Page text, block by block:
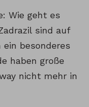
Wie geht es
sind auf
ein besonderes
haben große
nicht mehr in